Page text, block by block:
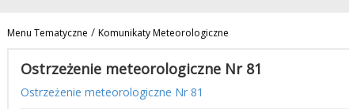
Menu Tematyczne / Komunikaty Meteorologiczne
Ostrzeżenie meteorologiczne Nr 81
Ostrzeżenie meteorologiczne Nr 81